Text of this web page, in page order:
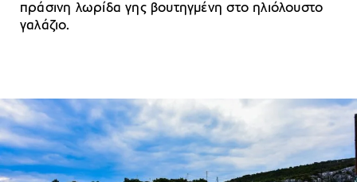
πράσινη λωρίδα γης βουτηγμένη στο ηλιόλουστο
γαλάζιο.